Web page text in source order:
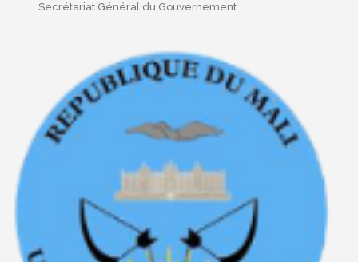
Secrétariat Général du Gouvernement